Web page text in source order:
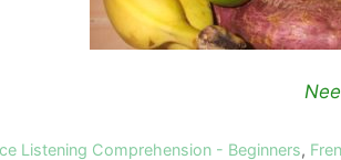
Listening Comprehension - Beginners,